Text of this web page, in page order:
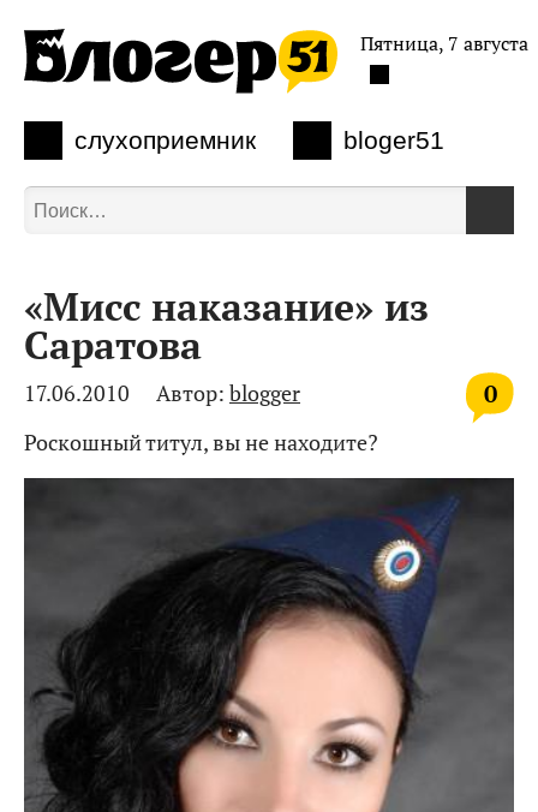
слухоприемник bloger51
Пятница, 7 августа
«Мисс наказание» из
Саратова
0
17.06.2010 Автор: blogger
Роскошный титул, вы не находите?